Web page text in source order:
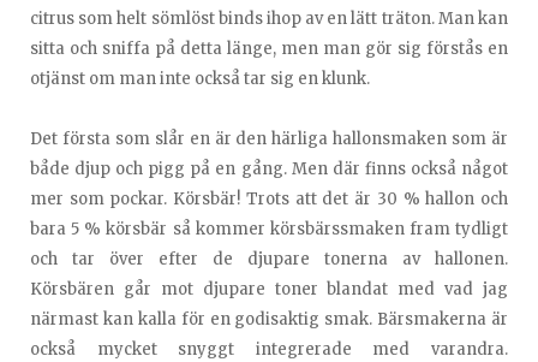
citrus som helt sömlöst binds ihop av en lätt träton. Man kan
sitta och sniffa på detta länge, men man gör sig förstås en
otjänst om man inte också tar sig en klunk.
Det första som slår en är den härliga hallonsmaken som är
både djup och pigg på en gång. Men där finns också något
mer som pockar. Körsbär! Trots att det är 30 % hallon och
bara 5 % körsbär så kommer körsbärssmaken fram tydligt
och tar över efter de djupare tonerna av hallonen.
Körsbären går mot djupare toner blandat med vad jag
närmast kan kalla för en godisaktig smak. Bärsmakerna är
också mycket snyggt integrerade med varandra.